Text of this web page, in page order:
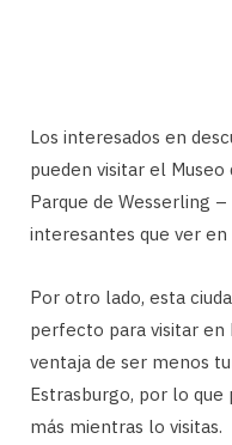
Los interesados en
pueden visitar el
Parque de Wesserling
interesantes que ver en
Por otro lado, esta
perfecto para visitar en
ventaja de ser menos
Estrasburgo, por lo
más mientras lo visitas.